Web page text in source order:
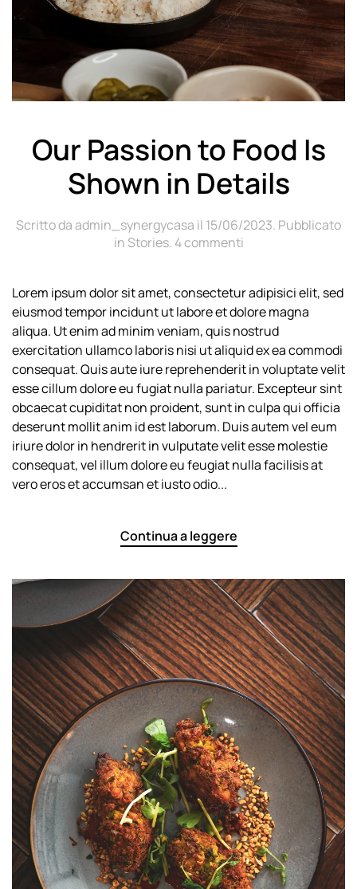
Our Passion to Food Is
Shown in Details
Scritto daadmin_synergycasa il 15/06/2023. Pubblicato
inStories. 4 commentisu
to
Food
Is
Shown
in
Details
Lorem ipsum dolor sit amet, consectetur adipisici elit, sed
eiusmod tempor incidunt ut labore et dolore magna
aliqua. Ut enim ad minim veniam, quis nostrud
exercitation ullamco laboris nisi ut aliquid ex ea commodi
consequat. Quis aute iure reprehenderit in voluptate velit
esse cillum dolore eu fugiat nulla pariatur. Excepteur sint
obcaecat cupiditat non proident, sunt in culpa qui officia
deserunt mollit anim id est laborum. Duis autem vel eum
iriure dolor in hendrerit in vulputate velit esse molestie
consequat, vel illum dolore eu feugiat nulla facilisis at
vero eros et accumsan et iusto odio...
Continua a leggere